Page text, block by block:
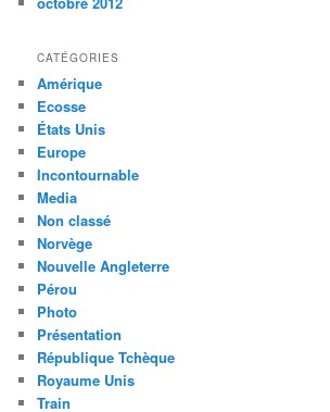
CATÉGORIES
Amérique
Ecosse
États Unis
Europe
Incontournable
Media
Non classé
Norvège
Nouvelle Angleterre
Pérou
Photo
Présentation
République Tchèque
Royaume Unis
Train